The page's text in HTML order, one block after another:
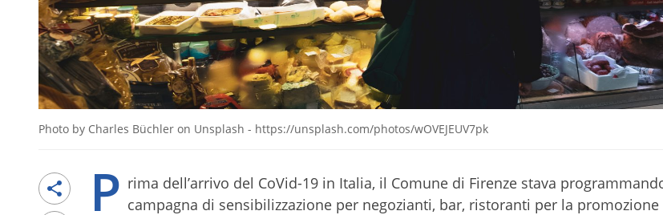
Photo by Charles Büchler on Unsplash - https://unsplash.com/photos/wOVEJEUV7pk
P rima dell’arrivo del CoVid-19 in Italia, il Comune di Firenze stava
campagna di sensibilizzazione per negozianti, bar, ristoranti per la promozione